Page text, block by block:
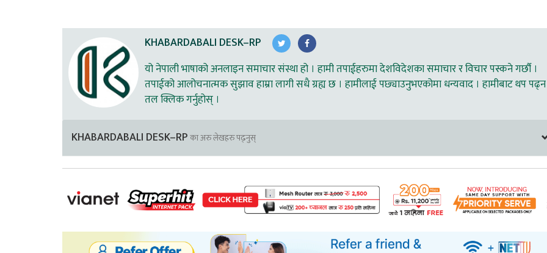
KHABARDABALI DESK–RP
यो नेपाली भाषाको अनलाइन समाचार संस्था हो । हामी तपाईहरुमा देशविदेशका समाचार र विचार पस्कने गर्छौ ।
तपाईको आलोचनात्मक सुझाव हाम्रा लागी सधै ग्रह्य छ । हामीलाई पछ्याउनुभएकोमा धन्यवाद । हामीबाट थप पढ्न
तल क्लिक गर्नुहोस् ।
KHABARDABALI DESK–RPका अरु लेखहरु पढ्नुस्